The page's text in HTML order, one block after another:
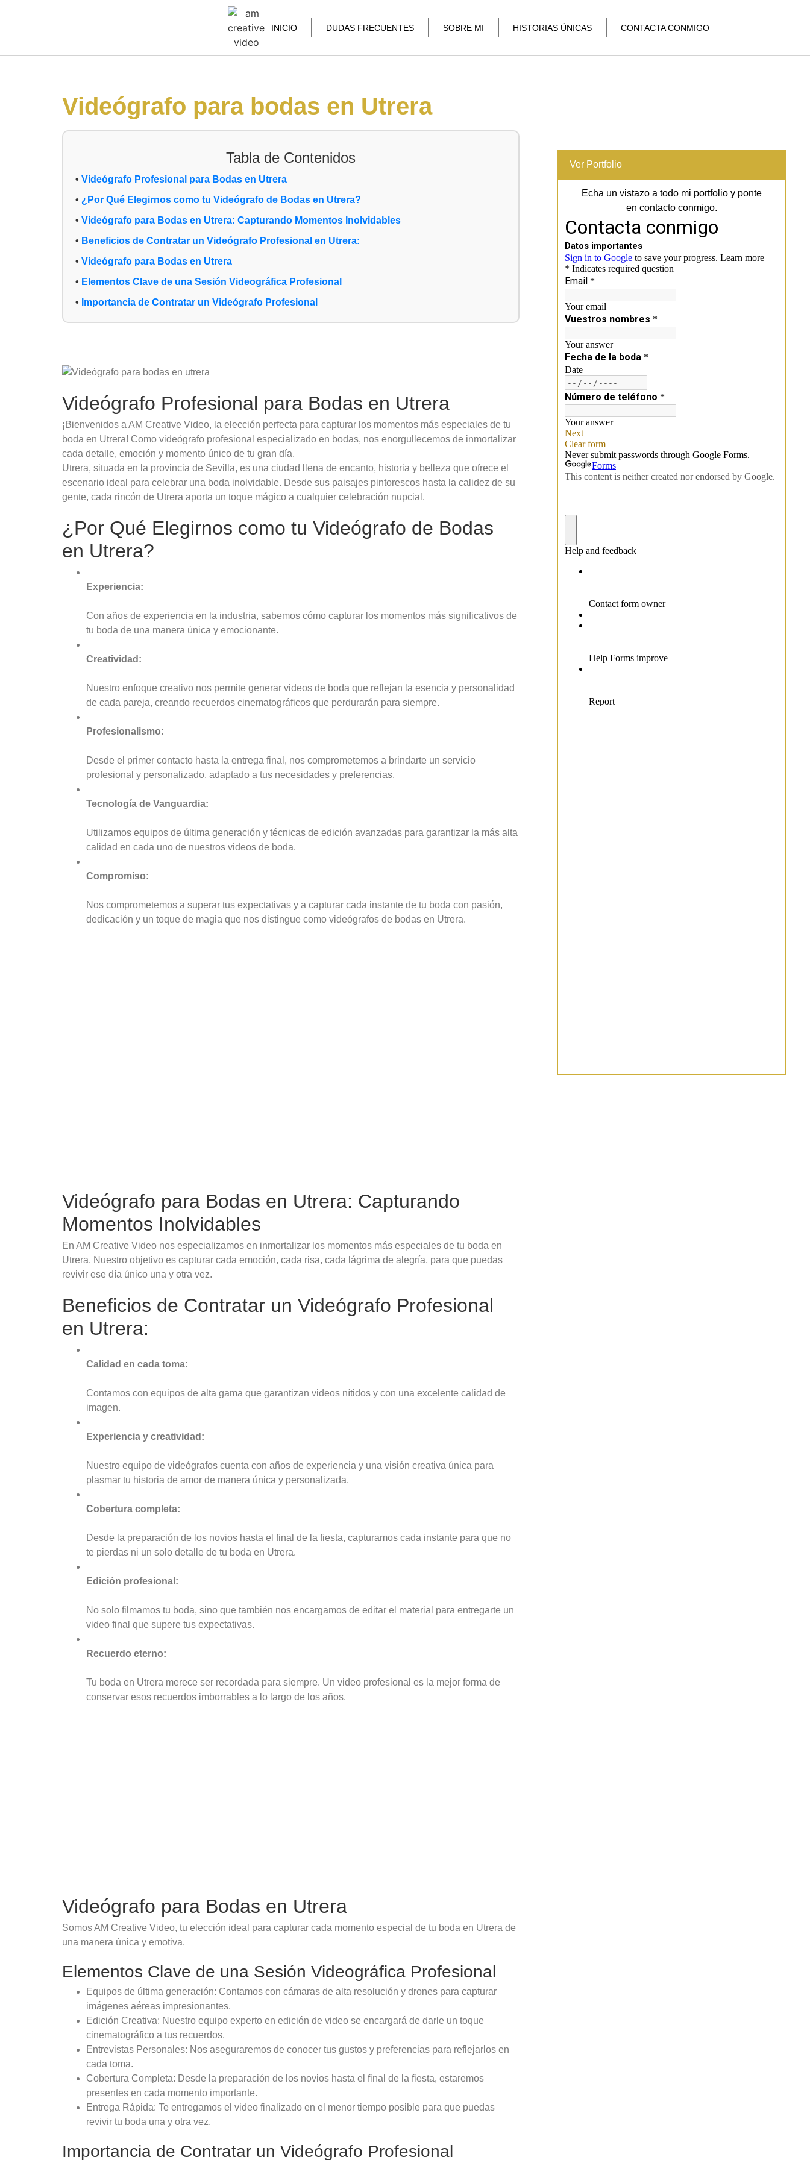
INICIO DUDAS FRECUENTES SOBRE MI HISTORIAS ÚNICAS CONTACTA CONMIGO
Videógrafo para bodas en Utrera
Tabla de Contenidos
Videógrafo Profesional para Bodas en Utrera
¿Por Qué Elegirnos como tu Videógrafo de Bodas en Utrera?
Videógrafo para Bodas en Utrera: Capturando Momentos Inolvidables
Beneficios de Contratar un Videógrafo Profesional en Utrera:
Videógrafo para Bodas en Utrera
Elementos Clave de una Sesión Videográfica Profesional
Importancia de Contratar un Videógrafo Profesional
Videógrafo Profesional para Bodas en Utrera
¡Bienvenidos a AM Creative Video, la elección perfecta para capturar los momentos más especiales de tu
boda en Utrera! Como videógrafo profesional especializado en bodas, nos enorgullecemos de inmortalizar
cada detalle, emoción y momento único de tu gran día.
Utrera, situada en la provincia de Sevilla, es una ciudad llena de encanto, historia y belleza que ofrece el
escenario ideal para celebrar una boda inolvidable. Desde sus paisajes pintorescos hasta la calidez de su
gente, cada rincón de Utrera aporta un toque mágico a cualquier celebración nupcial.
¿Por Qué Elegirnos como tu Videógrafo de Bodas
en Utrera?
Experiencia:
Con años de experiencia en la industria, sabemos cómo capturar los momentos más significativos de
tu boda de una manera única y emocionante.
Creatividad:
Nuestro enfoque creativo nos permite generar videos de boda que reflejan la esencia y personalidad
de cada pareja, creando recuerdos cinematográficos que perdurarán para siempre.
Profesionalismo:
Desde el primer contacto hasta la entrega final, nos comprometemos a brindarte un servicio
profesional y personalizado, adaptado a tus necesidades y preferencias.
Tecnología de Vanguardia:
Utilizamos equipos de última generación y técnicas de edición avanzadas para garantizar la más alta
calidad en cada uno de nuestros videos de boda.
Compromiso:
Nos comprometemos a superar tus expectativas y a capturar cada instante de tu boda con pasión,
dedicación y un toque de magia que nos distingue como videógrafos de bodas en Utrera.
Videógrafo para Bodas en Utrera: Capturando
Momentos Inolvidables
En AM Creative Video nos especializamos en inmortalizar los momentos más especiales de tu boda en
Utrera. Nuestro objetivo es capturar cada emoción, cada risa, cada lágrima de alegría, para que puedas
revivir ese día único una y otra vez.
Beneficios de Contratar un Videógrafo Profesional
en Utrera:
Calidad en cada toma:
Contamos con equipos de alta gama que garantizan videos nítidos y con una excelente calidad de
imagen.
Experiencia y creatividad:
Nuestro equipo de videógrafos cuenta con años de experiencia y una visión creativa única para
plasmar tu historia de amor de manera única y personalizada.
Cobertura completa:
Desde la preparación de los novios hasta el final de la fiesta, capturamos cada instante para que no
te pierdas ni un solo detalle de tu boda en Utrera.
Edición profesional:
No solo filmamos tu boda, sino que también nos encargamos de editar el material para entregarte un
video final que supere tus expectativas.
Recuerdo eterno:
Tu boda en Utrera merece ser recordada para siempre. Un video profesional es la mejor forma de
conservar esos recuerdos imborrables a lo largo de los años.
Videógrafo para Bodas en Utrera
Somos AM Creative Video, tu elección ideal para capturar cada momento especial de tu boda en Utrera de
una manera única y emotiva.
Elementos Clave de una Sesión Videográfica Profesional
Equipos de última generación: Contamos con cámaras de alta resolución y drones para capturar
imágenes aéreas impresionantes.
Edición Creativa: Nuestro equipo experto en edición de video se encargará de darle un toque
cinematográfico a tus recuerdos.
Entrevistas Personales: Nos aseguraremos de conocer tus gustos y preferencias para reflejarlos en
cada toma.
Cobertura Completa: Desde la preparación de los novios hasta el final de la fiesta, estaremos
presentes en cada momento importante.
Entrega Rápida: Te entregamos el video finalizado en el menor tiempo posible para que puedas
revivir tu boda una y otra vez.
Importancia de Contratar un Videógrafo Profesional
Ver Portfolio
Echa un vistazo a todo mi portfolio y ponte
en contacto conmigo.